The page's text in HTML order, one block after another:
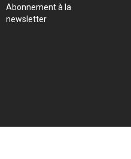
Abonnement à la
newsletter